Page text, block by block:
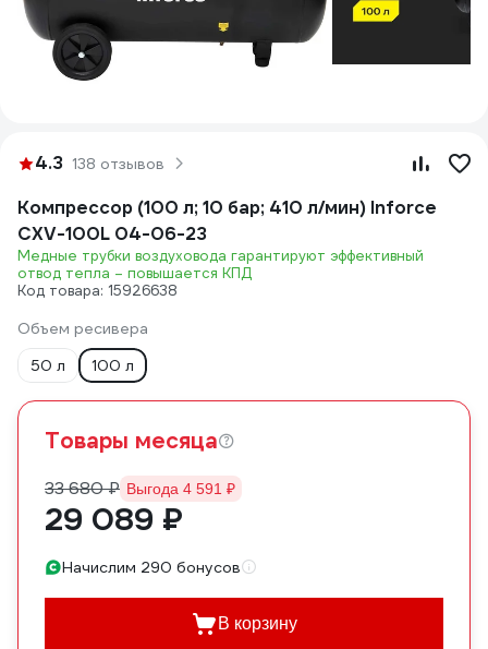
4.3 138 отзывов
Компрессор (100 л; 10 бар; 410 л/мин) Inforce
CXV-100L 04-06-23
Медные трубки воздуховода гарантируют эффективный
отвод тепла – повышается КПД
Код товара: 15926638
Объем ресивера
50 л
100 л
Товары месяца
33 680 ₽ Выгода 4 591 ₽
29 089 ₽
Начислим 290 бонусов
В корзину